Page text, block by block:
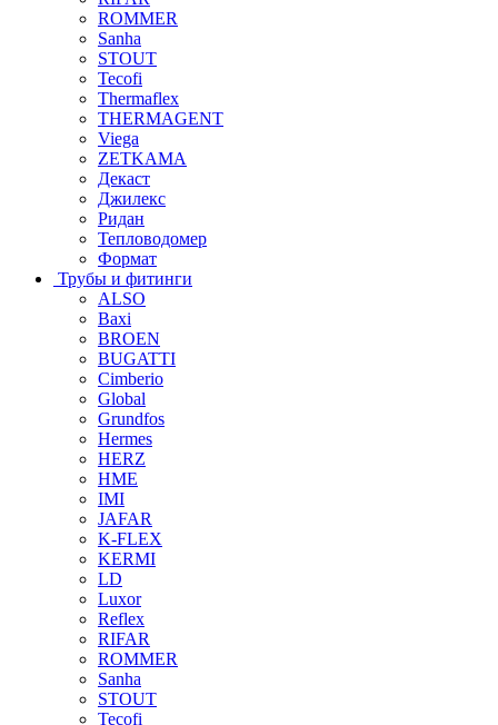
ROMMER
Sanha
STOUT
Tecofi
Thermaflex
THERMAGENT
Viega
ZETKAMA
Декаст
Джилекс
Ридан
Тепловодомер
Формат
Трубы и фитинги
ALSO
Baxi
BROEN
BUGATTI
Cimberio
Global
Grundfos
Hermes
HERZ
HME
IMI
JAFAR
K-FLEX
KERMI
LD
Luxor
Reflex
RIFAR
ROMMER
Sanha
STOUT
Tecofi